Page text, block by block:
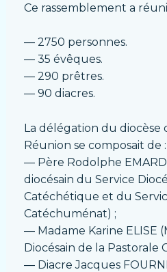
Ce rassemblement a
― 2750 personnes.
― 35 évêques.
― 290 prêtres.
― 90 diacres.
La délégation du diocèse
Réunion se composait de :
― Père Rodolphe
diocésain du Service
Catéchétique et du
Catéchuménat) ;
― Madame Karine ELISE
Diocésain de la Pastorale
― Diacre Jacques